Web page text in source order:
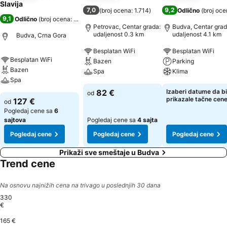
Slavija
9,1 Odlično (broj ocena: 2.329
Budva, Crna Gora
Besplatan WiFi
Bazen
Spa
od 127 €
Pogledaj cene sa 6
sajtova
Pogledaj cene
7,0 (broj ocena: 1.714)
Petrovac, Centar grada:
udaljenost 0.3 km
Besplatan WiFi
Bazen
Spa
od 82 €
Pogledaj cene sa 4 sajta
Pogledaj cene
9,2 Odlično (broj
Budva, Centar
udaljenost 4.1 km
Besplatan WiFi
Parking
Klima
Izaberi datume da
prikazale tačne cene
Pogledaj cene
Prikaži sve smeštaje u Budva
Trend cene
Na osnovu najnižih cena na trivago u poslednjih 30 dana
330
€
165 €